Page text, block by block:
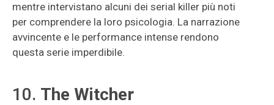
mentre intervistano alcuni dei serial killer più noti
per comprendere la loro psicologia. La narrazione
avvincente e le performance intense rendono
questa serie imperdibile.
10. The Witcher